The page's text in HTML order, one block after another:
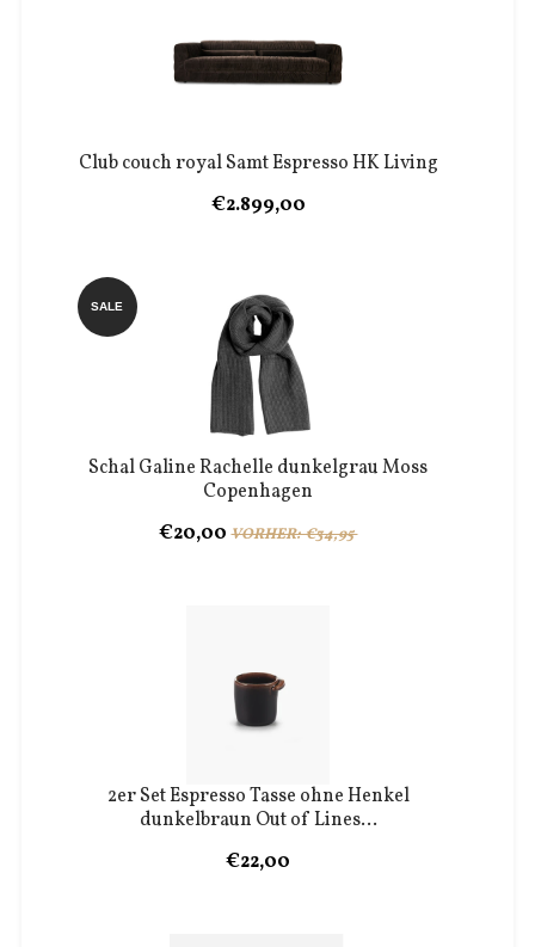
Club couch royal Samt Espresso HK Living
€2.899,00
Schal Galine Rachelle dunkelgrau Moss
Copenhagen
SALE
€20,00 VORHER: €34,95
2er Set Espresso Tasse ohne Henkel
dunkelbraun Out of Lines...
€22,00